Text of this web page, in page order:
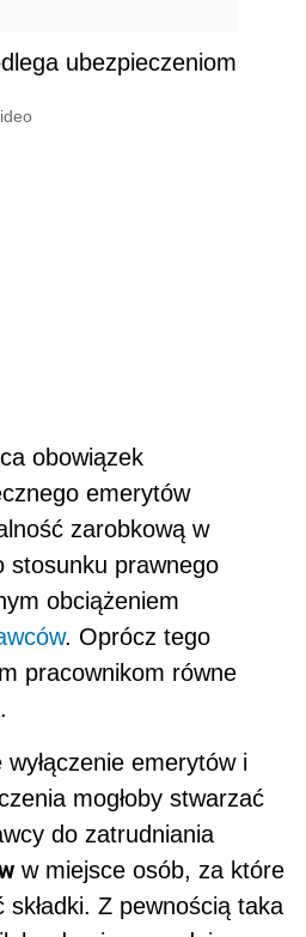
ubezpieczeniom
obowiązek
emerytów
zarobkową w
stosunku prawnego
obciążeniem
. Oprócz tego
pracownikom równe
emerytów i
mogłoby stwarzać
do zatrudniania
w miejsce osób, za które
Z pewnością taka